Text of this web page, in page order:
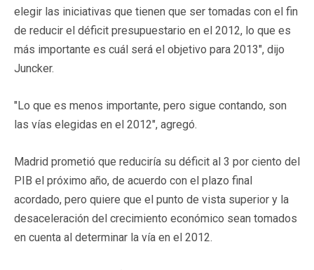
elegir las iniciativas que tienen que ser tomadas con el fin
de reducir el déficit presupuestario en el 2012, lo que es
más importante es cuál será el objetivo para 2013", dijo
Juncker.
"Lo que es menos importante, pero sigue contando, son
las vías elegidas en el 2012", agregó.
Madrid prometió que reduciría su déficit al 3 por ciento del
PIB el próximo año, de acuerdo con el plazo final
acordado, pero quiere que el punto de vista superior y la
desaceleración del crecimiento económico sean tomados
en cuenta al determinar la vía en el 2012.